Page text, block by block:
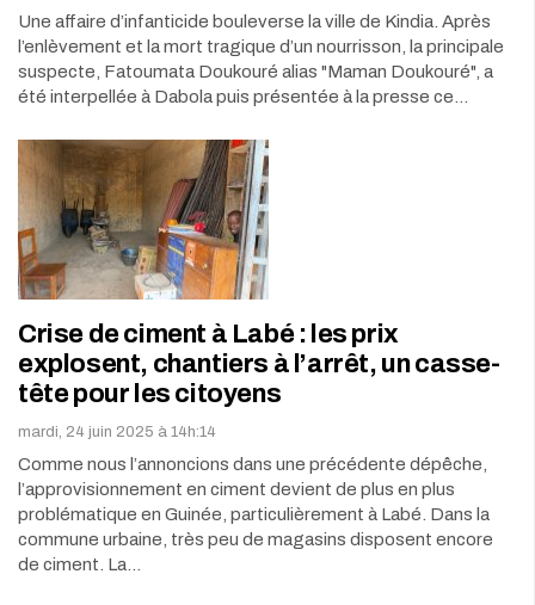
Une affaire d’infanticide bouleverse la ville de Kindia. Après
l’enlèvement et la mort tragique d’un nourrisson, la principale
suspecte, Fatoumata Doukouré alias "Maman Doukouré", a
été interpellée à Dabola puis présentée à la presse ce…
Crise de ciment à Labé : les prix
explosent, chantiers à l’arrêt, un casse-
tête pour les citoyens
mardi, 24 juin 2025 à 14h:14
Comme nous l’annoncions dans une précédente dépêche,
l’approvisionnement en ciment devient de plus en plus
problématique en Guinée, particulièrement à Labé. Dans la
commune urbaine, très peu de magasins disposent encore
de ciment. La…